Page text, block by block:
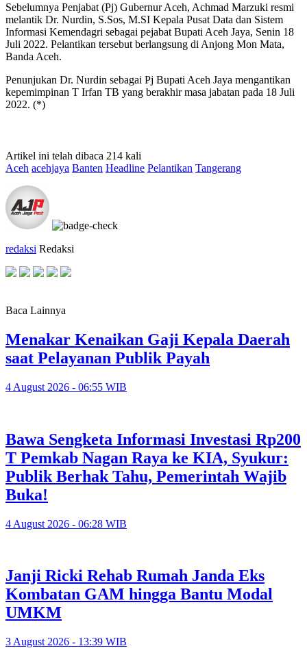
Sebelumnya Penjabat (Pj) Gubernur Aceh, Achmad Marzuki resmi
melantik Dr. Nurdin, S.Sos, M.SI Kepala Pusat Data dan Sistem
Informasi Kemendagri sebagai pejabat Bupati Aceh Jaya, Senin 18
Juli 2022. Pelantikan tersebut berlangsung di Anjong Mon Mata,
Banda Aceh.
Penunjukan Dr. Nurdin sebagai Pj Bupati Aceh Jaya mengantikan
kepemimpinan T Irfan TB yang berakhir masa jabatan pada 18 Juli
2022. (*)
Artikel ini telah dibaca 214 kali
Aceh acehjaya Banten Headline Pelantikan Tangerang
redaksi Redaksi
Baca Lainnya
Menakar Kenaikan Gaji Kepala Daerah
saat Pelayanan Publik Payah
4 August 2026 - 06:55 WIB
Bawa Sengketa Informasi Investasi Rp200
T Pemkab Nagan Raya ke KIA, Syukur:
Publik Berhak Tahu, Pemerintah Wajib
Buka!
4 August 2026 - 06:28 WIB
Janji Ricki Rehab Rumah Janda Eks
Kombatan GAM hingga Bantu Modal
UMKM
3 August 2026 - 13:39 WIB